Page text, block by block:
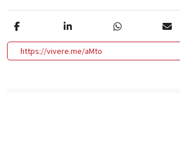
https://vivere.me/aMto